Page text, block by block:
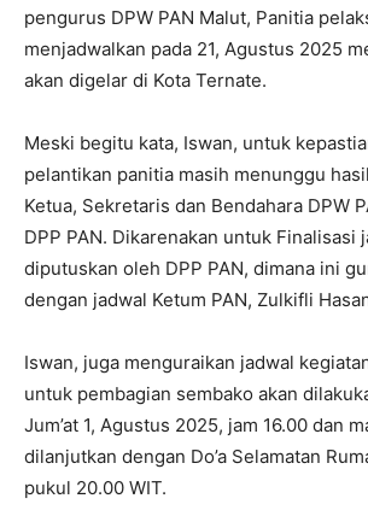
pengurus DPW PAN Malut, Panitia
menjadwalkan pada 21, Agustus 2025
akan digelar di Kota Ternate.
Meski begitu kata, Iswan, untuk
pelantikan panitia masih menunggu
Ketua, Sekretaris dan Bendahara DPW
DPP PAN. Dikarenakan untuk Finalisasi
diputuskan oleh DPP PAN, dimana ini
dengan jadwal Ketum PAN, Zulkifli
Iswan, juga menguraikan jadwal
untuk pembagian sembako akan
Jum’at 1, Agustus 2025, jam 16.00 dan
dilanjutkan dengan Do’a Selamatan
pukul 20.00 WIT.